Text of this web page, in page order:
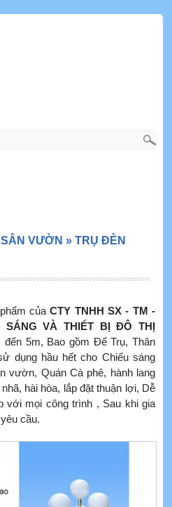
của CTY TNHH SX - TM -
SÁNG VÀ THIẾT BỊ ĐÔ THỊ
đến 5m, Bao gồm Đế Trụ, Thân
dụng hầu hết cho Chiếu sáng
vườn, Quán Cà phê, hành lang
hài hòa, lắp đặt thuận lợi, Dễ
với mọi công trình , Sau khi gia
cầu.
VƯỜN » TRỤ ĐÈN